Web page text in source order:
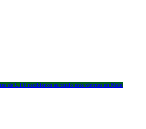
de UTU recibieron su título este viernes en Melo